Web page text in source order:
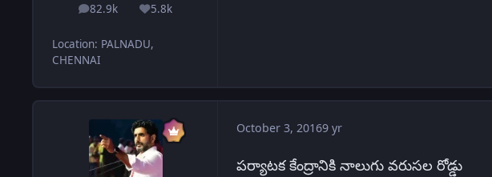
82.9k
posts 5.8k
Reputation
Location: PALNADU,
CHENNAI
October 3, 20169 yr
పర్యాటక కేంద్రానికి నాలుగు వరుసల రోడ్డు